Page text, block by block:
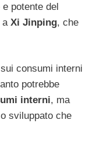
potente del
a Xi Jinping, che
consumi interni
potrebbe
interni, ma
sviluppato che